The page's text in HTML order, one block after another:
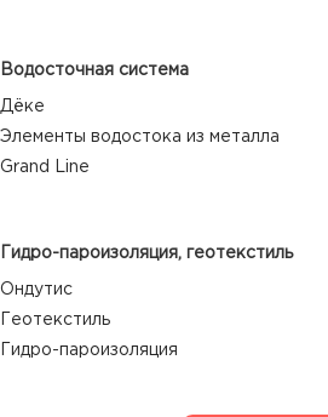
Водосточная система
Дёке
Элементы водостока из металла
Grand Line
Гидро-пароизоляция, геотекстиль
Ондутис
Геотекстиль
Гидро-пароизоляция